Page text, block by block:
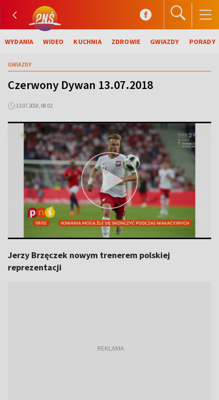
WYDANIA WIDEO KUCHNIA ZDROWIE GWIAZDY PORADY
GWIAZDY
Czerwony Dywan 13.07.2018
13.07.2018, 08:02
Jerzy Brzęczek nowym trenerem polskiej
reprezentacji